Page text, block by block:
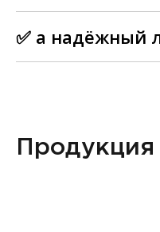
✅ а надёжный
Продукция